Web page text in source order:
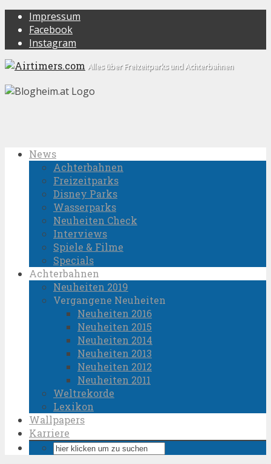
Impressum
Facebook
Instagram
Alles über Freizeitparks und Achterbahnen
News
Achterbahnen
Freizeitparks
Disney Parks
Wasserparks
Neuheiten Check
Interviews
Spiele & Filme
Specials
Achterbahnen
Neuheiten 2019
Vergangene Neuheiten
Neuheiten 2016
Neuheiten 2015
Neuheiten 2014
Neuheiten 2013
Neuheiten 2012
Neuheiten 2011
Weltrekorde
Lexikon
Wallpapers
Karriere